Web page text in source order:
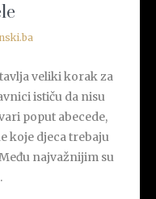
veliki korak za
ističu da nisu
poput abecede,
koje djeca trebaju
najvažnijim su